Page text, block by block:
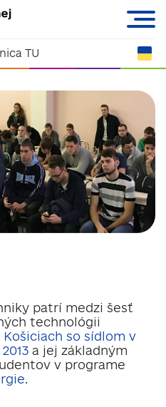
TU
patrí medzi šesť
technológii
so sídlom v
a jej základným
v programe
.